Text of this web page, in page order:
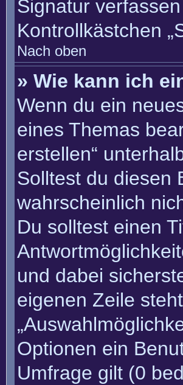
Signatur
Kontrollkästchen
Nach oben
» Wie kann ich
Wenn du ein
eines Themas
erstellen“
Solltest du diesen
wahrscheinlich
Du solltest einen
und dabei
eigenen Zeile
Optionen ein
Umfrage gilt (0